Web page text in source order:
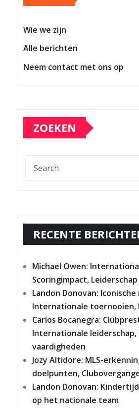
Wie we zijn
Alle berichten
Neem contact met ons op
ZOEKEN
RECENTE
Michael Owen:
Scoringimpact, Leiderschap
Landon Donovan:
Internationale toernooien,
Carlos Bocanegra:
Internationale leiderschap,
vaardigheden
Jozy Altidore: MLS-
doelpunten,
Landon Donovan:
op het nationale team